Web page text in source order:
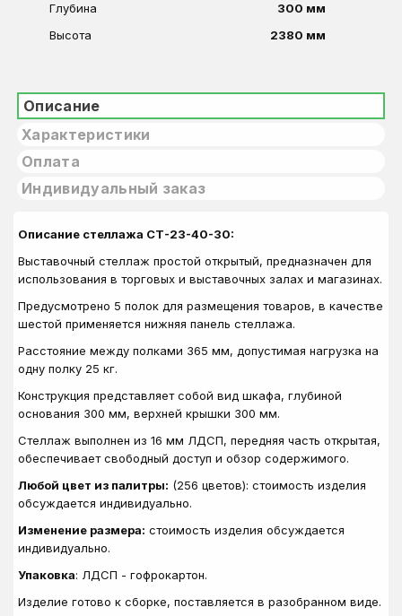
Глубина
300 мм
Высота
2380 мм
Описание
Характеристики
Оплата
Индивидуальный заказ
Описание стеллажа СТ-23-40-30:
Выставочный стеллаж простой открытый, предназначен для
использования в торговых и выставочных залах и магазинах.
Предусмотрено 5 полок для размещения товаров, в качестве
шестой применяется нижняя панель стеллажа.
Расстояние между полками 365 мм, допустимая нагрузка на
одну полку 25 кг.
Конструкция представляет собой вид шкафа, глубиной
основания 300 мм, верхней крышки 300 мм.
Стеллаж выполнен из 16 мм ЛДСП, передняя часть открытая,
обеспечивает свободный доступ и обзор содержимого.
Любой цвет из палитры: (256 цветов): стоимость изделия
обсуждается индивидуально.
Изменение размера: стоимость изделия обсуждается
индивидуально.
Упаковка: ЛДСП - гофрокартон.
Изделие готово к сборке, поставляется в разобранном виде.